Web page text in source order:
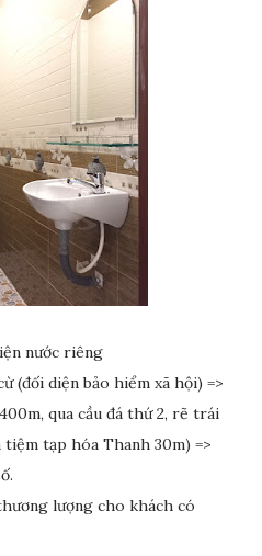
nước riêng
(đối diện bảo hiểm xã hội) =>
qua cầu đá thứ 2, rẽ trái
tạp hóa Thanh 30m) =>
lượng cho khách có